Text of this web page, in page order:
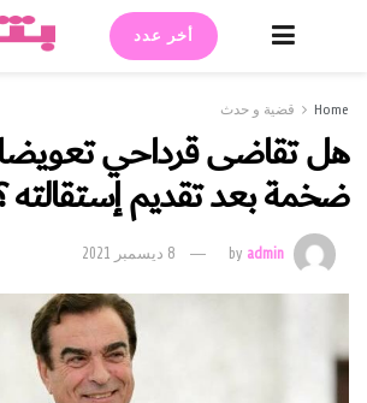
أخر عدد
Home قضية و حدث
هل تقاضى قرداحي
ضخمة بعد تقديم إستقالته
byadmin 8 ديسمبر 2021